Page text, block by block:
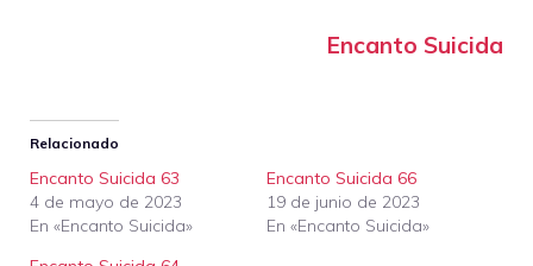
Encanto Suicida
Relacionado
Encanto Suicida 63
4 de mayo de 2023
En «Encanto Suicida»
Encanto Suicida 66
19 de junio de 2023
En «Encanto Suicida»